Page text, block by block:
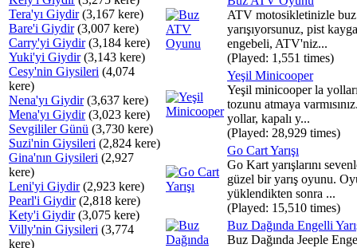
Tera'yı Giydir(3,167 kere)
Bare'i Giydir(3,007 kere)
Carry'yi Giydir(3,184 kere)
Yuki'yi Giydir(3,143 kere)
Cesy'nin Giysileri (4,074
kere)
Nena'yı Giydir(3,637 kere)
Mena'yı Giydir(3,023 kere)
Sevgililer Günü (3,730 kere)
Suzi'nin Giysileri (2,824 kere)
Gina'nın Giysileri (2,927
kere)
Leni'yi Giydir(2,923 kere)
Pearl'i Giydir(2,818 kere)
Kety'i Giydir(3,075 kere)
Villy'nin Giysileri (3,774
kere)
ATV motosikletinizle
yarışıyorsunuz, pist
engebeli, ATV'niz...
(Played: 1,551 times)
Yeşil Minicooper
Yeşil minicooper la
tozunu atmaya
yollar, kapalı y...
(Played: 28,929 times)
Go Cart Yarışı
Go Kart yarışlarını
güzel bir yarış oyunu.
yüklendikten sonra ...
(Played: 15,510 times)
Buz Dağında Engelli
Buz Dağında Jeeple